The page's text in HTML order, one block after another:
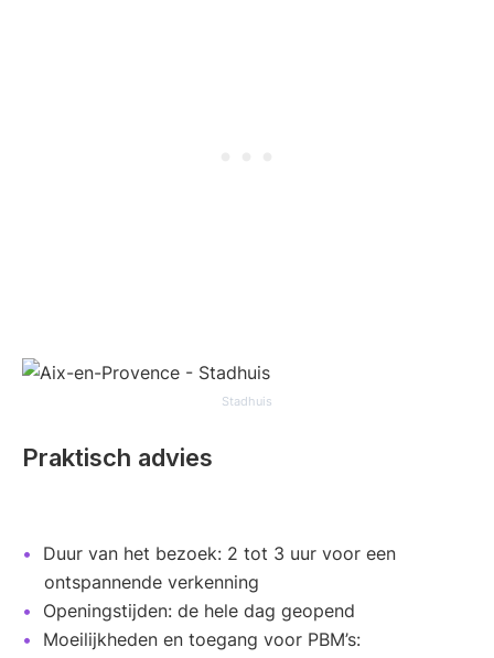
Stadhuis
Praktisch advies
Duur van het bezoek: 2 tot 3 uur voor een
ontspannende verkenning
Openingstijden: de hele dag geopend
Moeilijkheden en toegang voor PBM’s: